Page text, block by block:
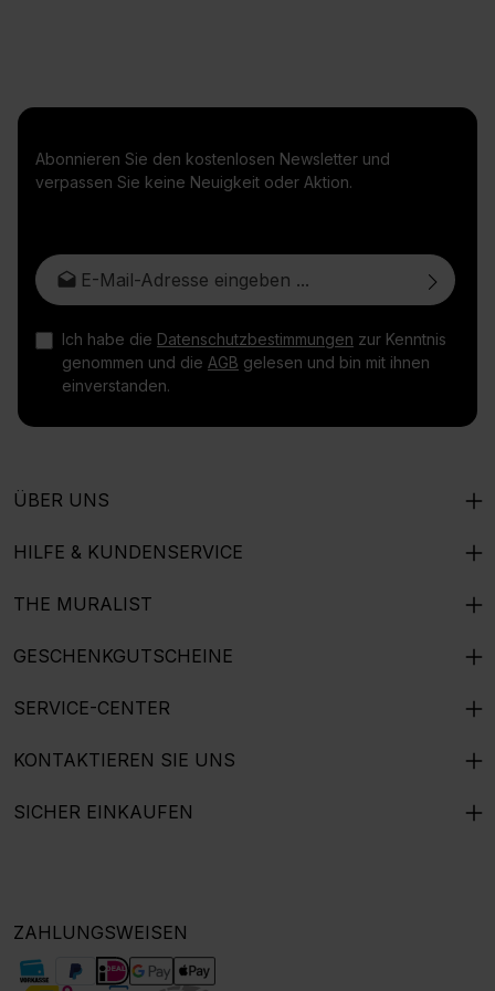
Abonnieren Sie den kostenlosen Newsletter und
verpassen Sie keine Neuigkeit oder Aktion.
E-Mail-Adresse*
Ich habe die Datenschutzbestimmungen zur Kenntnis
genommen und die AGB gelesen und bin mit ihnen
einverstanden.
ÜBER UNS
HILFE & KUNDENSERVICE
THE MURALIST
GESCHENKGUTSCHEINE
SERVICE-CENTER
KONTAKTIEREN SIE UNS
SICHER EINKAUFEN
ZAHLUNGSWEISEN